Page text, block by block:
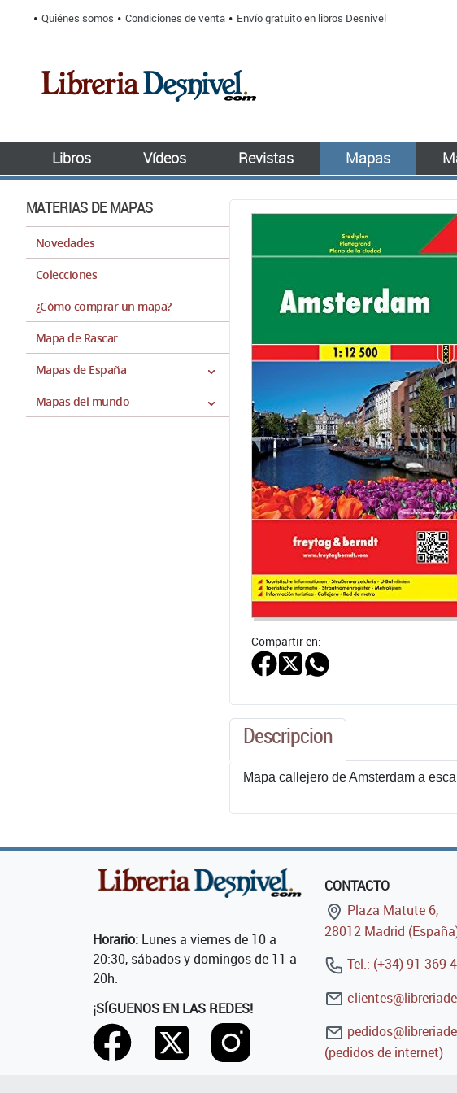
Quiénes somos Condiciones de venta Envío gratuito en libros Desnivel
Libros Vídeos Revistas Mapas
MATERIAS DE MAPAS
Novedades
Colecciones
¿Cómo comprar un mapa?
Mapa de Rascar
Mapas de España
Mapas del mundo
Compartir en:
Descripcion
Mapa callejero de Amsterdam a
Horario: Lunes a viernes de 10 a
20:30, sábados y domingos de 11 a
20h.
¡SÍGUENOS EN LAS REDES!
CONTACTO
Plaza Matute 6,
28012 Madrid
Tel.: (+34) 91 369
(pedidos de internet)